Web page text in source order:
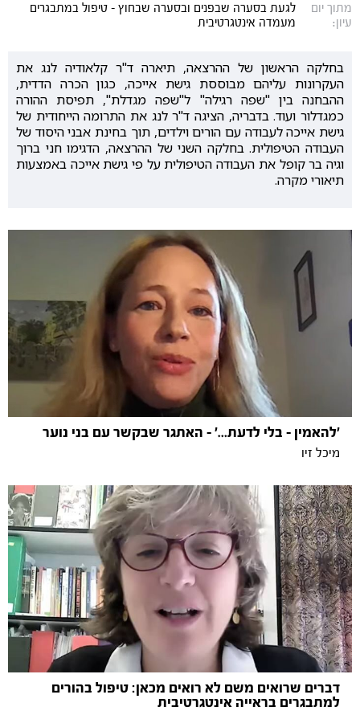
מתוך יום
עיון:
לגעת בסערה שבפנים ובסערה שבחוץ - טיפול במתבגרים
מעמדה אינטגרטיבית
בחלקה הראשון של ההרצאה, תיארה ד"ר קלאודיה לנג את
העקרונות עליהם מבוססת גישת אייכה, כגון הכרה הדדית,
ההבחנה בין "שפה רגילה" ל"שפה מגדלת", תפיסת ההורה
כמגדלור ועוד. בדבריה, הציגה ד"ר לנג את התרומה הייחודית של
גישת אייכה לעבודה עם הורים וילדים, תוך בחינת אבני היסוד של
העבודה הטיפולית. בחלקה השני של ההרצאה, הדגימו חני ברוך
וגיה בר קופל את העבודה הטיפולית על פי גישת אייכה באמצעות
תיאורי מקרה.
'להאמין - בלי לדעת…' - האתגר שבקשר עם בני נוער
מיכל זיו
דברים שרואים משם לא רואים מכאן: טיפול בהורים
למתבגרים בראייה אינטגרטיבית